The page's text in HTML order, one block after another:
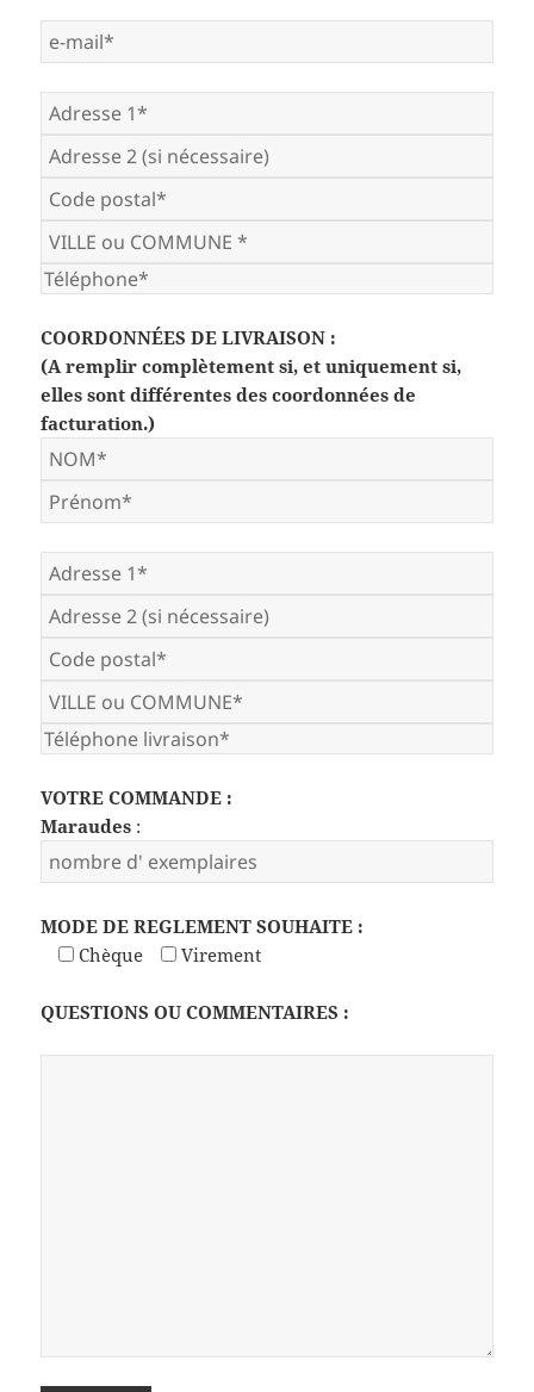
COORDONNÉES DE LIVRAISON :
(A remplir complètement si, et uniquement si,
elles sont différentes des coordonnées de
facturation.)
VOTRE COMMANDE :
Maraudes :
MODE DE REGLEMENT SOUHAITE :
Chèque
Virement
QUESTIONS OU COMMENTAIRES :